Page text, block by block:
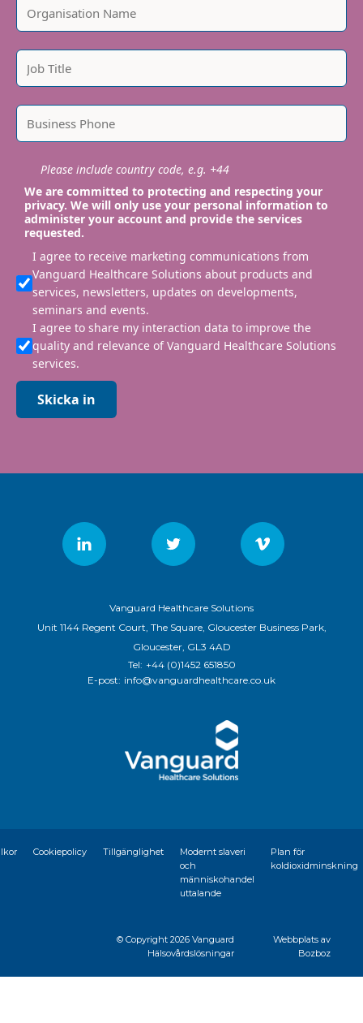
Please include country code, e.g. +44
We are committed to protecting and respecting your
privacy. We will only use your personal information to
administer your account and provide the services
requested.
I agree to receive marketing communications from
Vanguard Healthcare Solutions about products and
services, newsletters, updates on developments,
seminars and events.
I agree to share my interaction data to improve the
quality and relevance of Vanguard Healthcare Solutions
services.
Skicka in
Vanguard Healthcare Solutions
Unit 1144 Regent Court, The Square, Gloucester Business Park,
Gloucester, GL3 4AD
Tel: +44 (0)1452 651850
E-post: info@vanguardhealthcare.co.uk
Cookiepolicy Tillgänglighet
Modernt slaveri
och
människohandel
uttalande
Plan för
koldioxidminskning
© Copyright 2026 Vanguard
Hälsovårdslösningar
Webbplats av
Bozboz